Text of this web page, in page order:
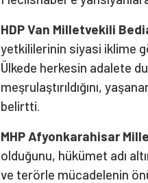
HDP Van Milletvekili
yetkililerinin siyasi iklime
Ülkede herkesin adalete
meşrulaştırıldığını,
belirtti.
MHP Afyonkarahisar
olduğunu, hükümet adı
ve terörle mücadelenin